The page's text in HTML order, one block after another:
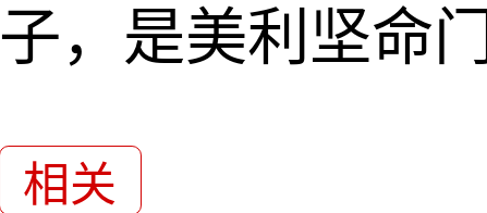
子，是美利坚命门
相关